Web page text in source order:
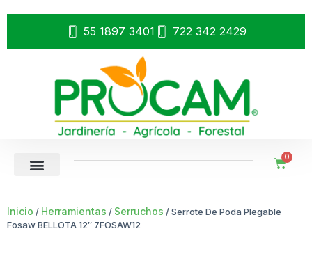
55 1897 3401 722 342 2429
0
Inicio / Herramientas / Serruchos / Serrote De Poda Plegable
Fosaw BELLOTA 12″ 7FOSAW12